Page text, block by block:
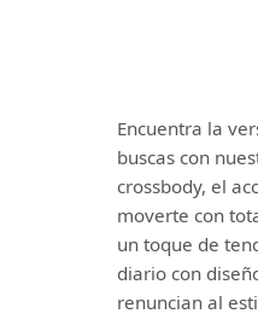
Encuentra la
buscas con
crossbody, el
moverte con
un toque de
diario con
renuncian al